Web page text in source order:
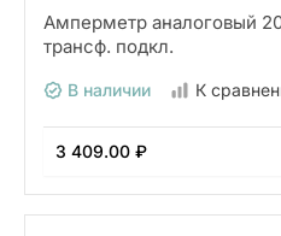
Амперметр аналоговый
трансф. подкл.
В наличии К
3 409.00 ₽